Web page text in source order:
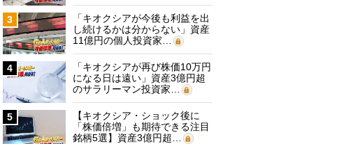
3
「キオクシアが今後も利益を出
し続けるかは分からない」資産
11億円の個人投資家…
4
「キオクシアが再び株価10万円
になる日は遠い」資産3億円超
のサラリーマン投資家…
5
【キオクシア・ショック後に
「株価倍増」も期待できる注目
銘柄5選】資産3億円超…